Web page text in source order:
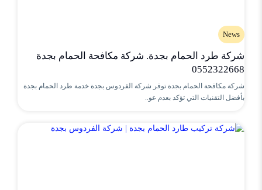
News
شركة طرد الحمام بجدة. شركة مكافحة الحمام بجدة
0552322668
شركة مكافحة الحمام بجدة توفر شركة الفردوس بجدة خدمة طرد الحمام بجدة
بأفضل التقنيات التي تؤكد بعدم عو..